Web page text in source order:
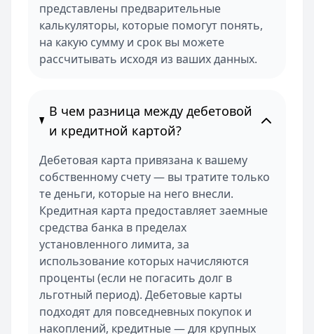
представлены предварительные
калькуляторы, которые помогут понять,
на какую сумму и срок вы можете
рассчитывать исходя из ваших данных.
В чем разница между дебетовой
и кредитной картой?
Дебетовая карта привязана к вашему
собственному счету — вы тратите только
те деньги, которые на него внесли.
Кредитная карта предоставляет заемные
средства банка в пределах
установленного лимита, за
использование которых начисляются
проценты (если не погасить долг в
льготный период). Дебетовые карты
подходят для повседневных покупок и
накоплений, кредитные — для крупных